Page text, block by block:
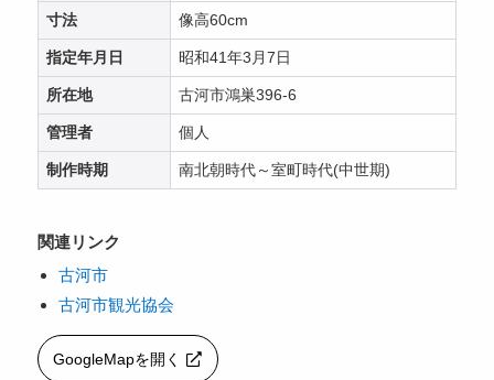
寸法 像高60cm
指定年月日 昭和41年3月7日
所在地 古河市鴻巣396-6
管理者 個人
制作時期 南北朝時代～室町時代(中世期)
関連リンク
古河市
古河市観光協会
GoogleMapを開く